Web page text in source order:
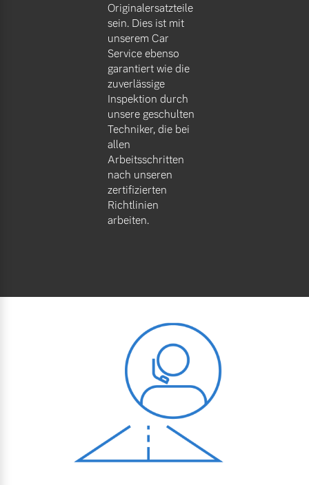
Originalersatzteile
sein. Dies ist mit
unserem Car
Service ebenso
garantiert wie die
zuverlässige
Inspektion durch
unsere geschulten
Techniker, die bei
allen
Arbeitsschritten
nach unseren
zertifizierten
Richtlinien
arbeiten.